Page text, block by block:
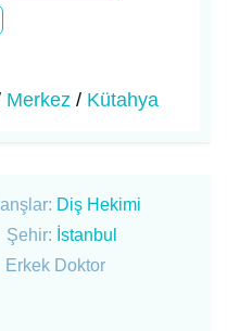
Merkez / Kütahya
Diş Hekimi
Şehir: İstanbul
Erkek Doktor